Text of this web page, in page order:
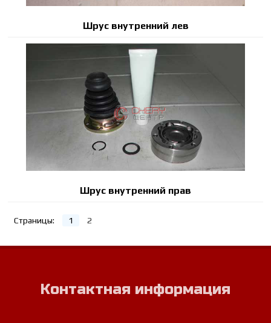
Шрус внутренний лев
Шрус внутренний прав
Страницы: 1 2
Контактная информация